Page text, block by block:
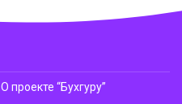
О проекте “Бухгуру”